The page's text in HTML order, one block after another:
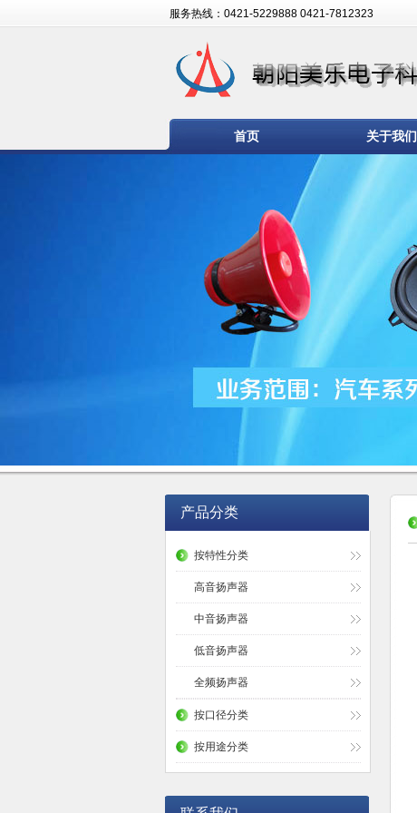
服务热线：0421-5229888 0421-7812323
首页 关于我们
产品分类
按特性分类
高音扬声器
中音扬声器
低音扬声器
全频扬声器
按口径分类
按用途分类